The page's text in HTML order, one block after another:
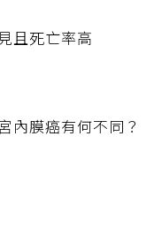
且死亡率高
內膜癌有何不同？